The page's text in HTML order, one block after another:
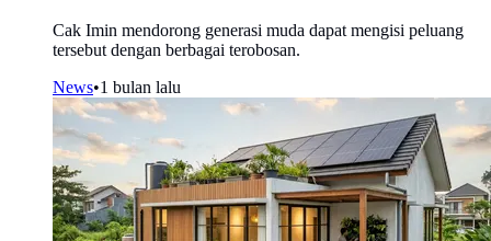
Cak Imin mendorong generasi muda dapat mengisi peluang
tersebut dengan berbagai terobosan.
News•1 bulan lalu